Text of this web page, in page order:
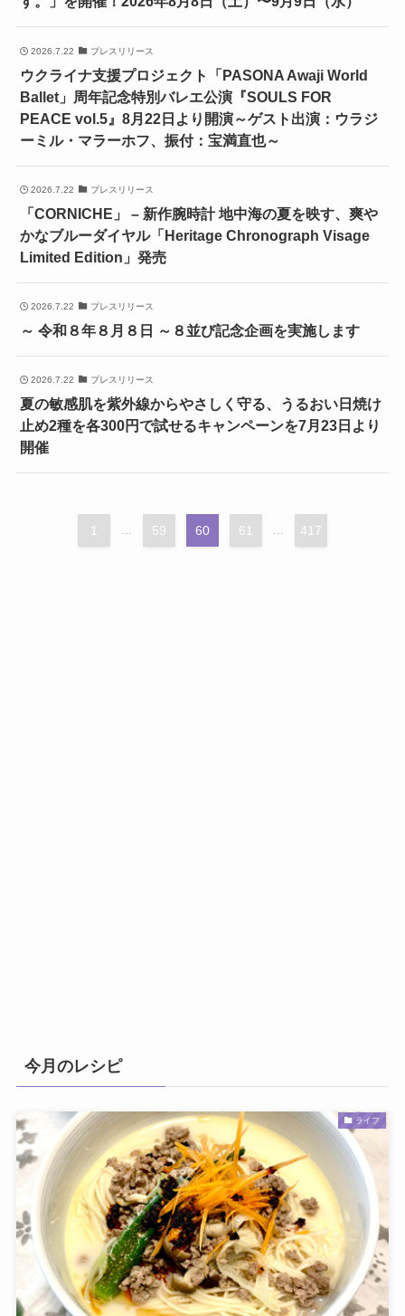
2026.7.22 プレスリリース
ウクライナ支援プロジェクト「PASONA Awaji World
Ballet」周年記念特別バレエ公演『SOULS FOR
PEACE vol.5』8月22日より開演～ゲスト出演：ウラジ
ーミル・マラーホフ、振付：宝満直也～
2026.7.22 プレスリリース
「CORNICHE」 – 新作腕時計 地中海の夏を映す、爽や
かなブルーダイヤル「Heritage Chronograph Visage
Limited Edition」発売
2026.7.22 プレスリリース
～ 令和８年８月８日 ～８並び記念企画を実施します
2026.7.22 プレスリリース
夏の敏感肌を紫外線からやさしく守る、うるおい日焼け
止め2種を各300円で試せるキャンペーンを7月23日より
開催
1 ... 59 60 61 ... 417
今月のレシピ
ライフ